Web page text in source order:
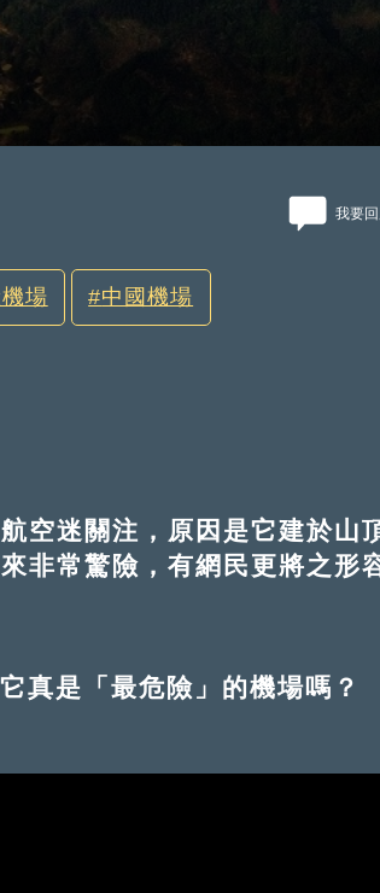
我要
場 中國機場
迷關注，原因是它建於山
非常驚險，有網民更將之形
是「最危險」的機場嗎？